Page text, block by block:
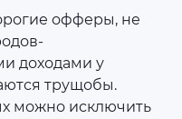
офферы, не
доходами у
трущобы.
можно исключить